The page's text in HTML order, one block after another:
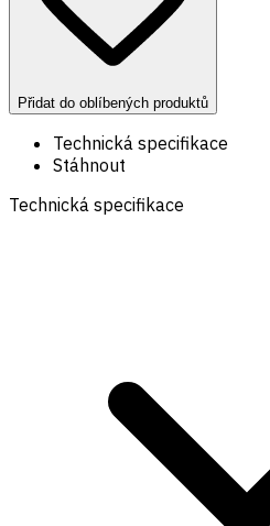
Přidat do oblíbených produktů
Technická specifikace
Stáhnout
Technická specifikace